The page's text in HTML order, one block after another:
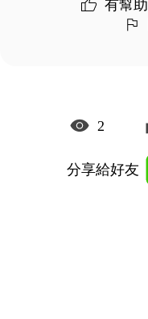
有幫助
2
分享給好友